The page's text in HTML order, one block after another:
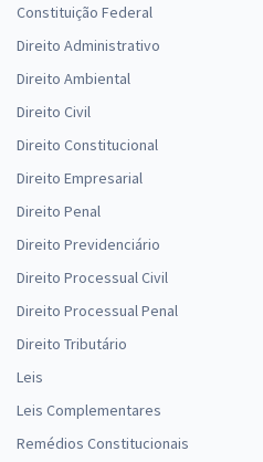
Constituição Federal
Direito Administrativo
Direito Ambiental
Direito Civil
Direito Constitucional
Direito Empresarial
Direito Penal
Direito Previdenciário
Direito Processual Civil
Direito Processual Penal
Direito Tributário
Leis
Leis Complementares
Remédios Constitucionais